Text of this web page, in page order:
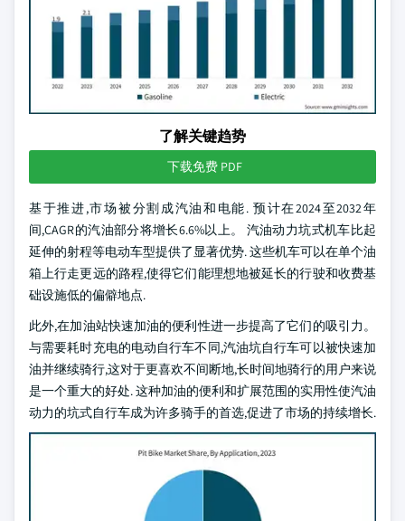
了解关键趋势
下载免费 PDF
基于推进,市场被分割成汽油和电能. 预计在2024至2032年
间,CAGR的汽油部分将增长6.6%以上。 汽油动力坑式机车比起
延伸的射程等电动车型提供了显著优势. 这些机车可以在单个油
箱上行走更远的路程,使得它们能理想地被延长的行驶和收费基
础设施低的偏僻地点.
此外,在加油站快速加油的便利性进一步提高了它们的吸引力。
与需要耗时充电的电动自行车不同,汽油坑自行车可以被快速加
油并继续骑行,这对于更喜欢不间断地,长时间地骑行的用户来说
是一个重大的好处. 这种加油的便利和扩展范围的实用性使汽油
动力的坑式自行车成为许多骑手的首选,促进了市场的持续增长.